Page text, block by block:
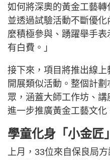
如何將深奧的黃金工藝轉
並透過試驗活動不斷優
麼積極參與、踴躍舉手
有白費。」
接下來，項目將推出線
開展類似活動。整個計
眾，涵蓋大師工作坊、講
進一步推廣黃金工藝文化
學童化身「小金匠」
上月，33位來自保良局